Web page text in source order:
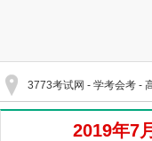
3773考试网 - 学考会考 -
2019年7